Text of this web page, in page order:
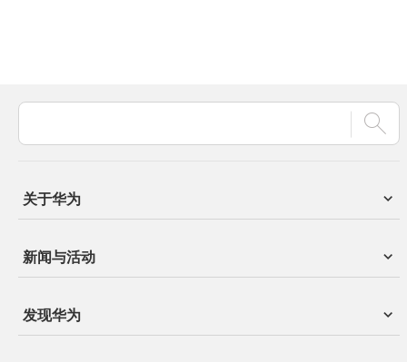
关于华为
新闻与活动
发现华为